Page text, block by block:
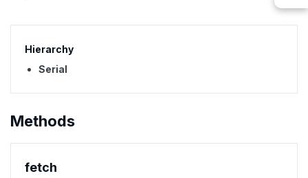
Hierarchy
Serial
Methods
fetch